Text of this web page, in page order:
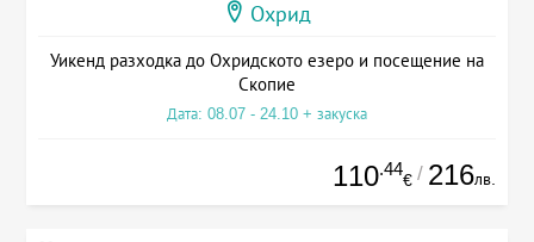
Охрид
Уикенд разходка до Охридското езеро и посещение на
Скопие
Дата: 08.07 - 24.10 + закуска
110.44
€ / 216лв.